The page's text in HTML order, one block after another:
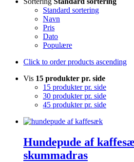
Standard sortering
Navn
Pris
Dato
Populære
Click to order products ascending
Vis 15 produkter pr. side
15 produkter pr. side
30 produkter pr. side
45 produkter pr. side
Hundepude af
skummadras